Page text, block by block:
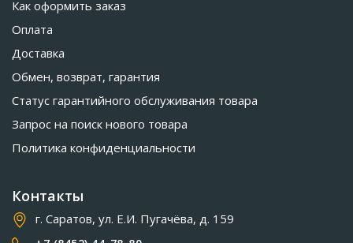
Как оформить заказ
Оплата
Доставка
Обмен, возврат, гарантия
Статус гарантийного обслуживания товара
Запрос на поиск нового товара
Политика конфиденциальности
Контакты
г. Саратов, ул. Е.И. Пугачёва, д. 159